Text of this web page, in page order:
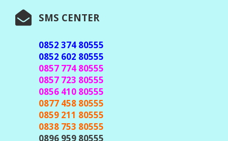
SMS CENTER
0852 374 80555
0852 602 80555
0857 774 80555
0857 723 80555
0856 410 80555
0877 458 80555
0859 211 80555
0838 753 80555
0896 959 80555